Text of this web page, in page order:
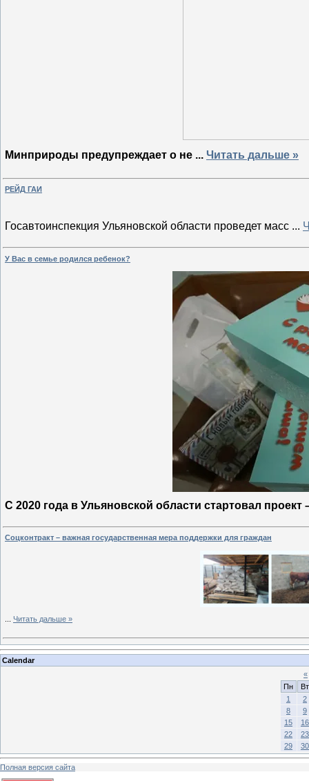
Минприроды предупреждает о не ... Читать дальше »
РЕЙД ГАИ
Госавтоинспекция Ульяновской области проведет масс ...
У Вас в семье родился ребенок?
С 2020 года в Ульяновской области стартовал проект
Соцконтракт – важная государственная мера поддержки для граждан
Читать дальше »
Calendar
«
Пн
Вт
1
2
8
9
15
16
22
23
29
30
Полная версия сайта